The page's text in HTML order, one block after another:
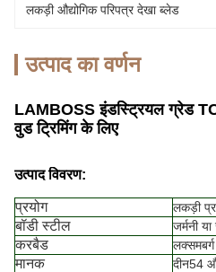
लकड़ी औद्योगिक परिपत्र देखा ब्लेड
उत्पाद का वर्णन
LAMBOSS इंडस्ट्रियल ग्रेड
वुड ट्रिमिंग के लिए
उत्पाद विवरण:
प्रयोग लकड़ी
बॉडी स्टील जर्मनी
करबैड लक्समबर्ग
मानक दीन54